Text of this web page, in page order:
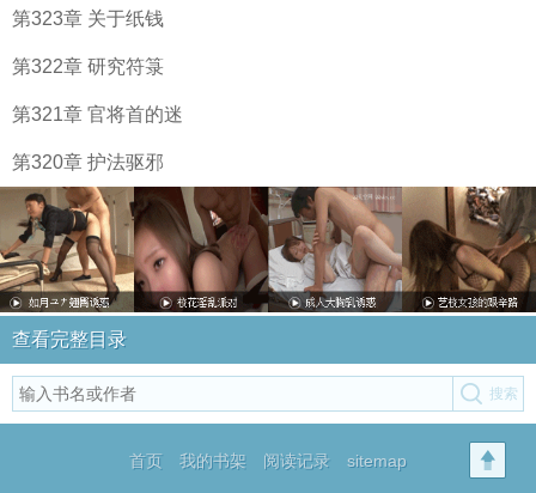
第323章 关于纸钱
第322章 研究符箓
第321章 官将首的迷
第320章 护法驱邪
查看完整目录
首页 我的书架 阅读记录 sitemap